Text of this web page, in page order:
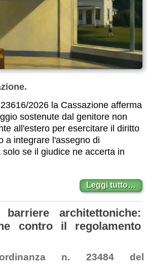
2026 la Cassazione afferma
sostenute dal genitore non
all'estero per esercitare il diritto
a integrare l'assegno di
se il giudice ne accerta in
Leggi tutto…
architettoniche:
contro il regolamento
ordinanza n. 23484 del